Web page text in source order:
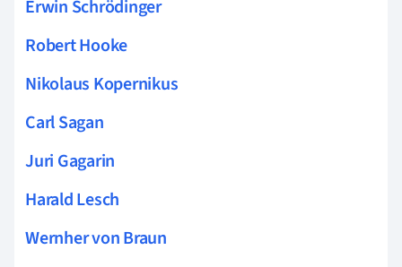
Erwin Schrödinger
Robert Hooke
Nikolaus Kopernikus
Carl Sagan
Juri Gagarin
Harald Lesch
Wernher von Braun